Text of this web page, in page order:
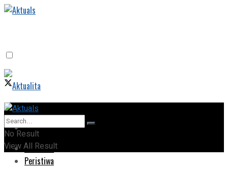
Home
Peristiwa
Home
Peristiwa
No Result
View All Result